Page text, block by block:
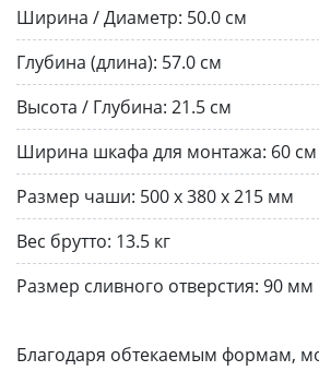
Ширина / Диаметр: 50.0 см
Глубина (длина): 57.0 см
Высота / Глубина: 21.5 см
Ширина шкафа для монтажа: 60 см
Размер чаши: 500 x 380 х 215 мм
Вес брутто: 13.5 кг
Размер сливного отверстия: 90 мм
Благодаря обтекаемым формам,